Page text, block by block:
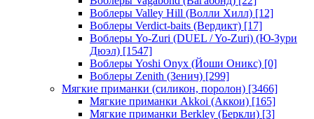
Воблеры Valley Hill (Волли Хилл) [12]
Воблеры Verdict-baits (Вердикт) [17]
Воблеры Yo-Zuri (DUEL / Yo-Zuri) (Ю-Зури
Дюэл) [1547]
Воблеры Yoshi Onyx (Йоши Оникс) [0]
Воблеры Zenith (Зенич) [299]
Мягкие приманки (силикон, поролон) [3466]
Мягкие приманки Akkoi (Аккои) [165]
Мягкие приманки Berkley (Беркли) [3]